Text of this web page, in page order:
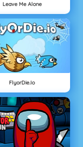
Leave Me Alone
FlyorDie.io